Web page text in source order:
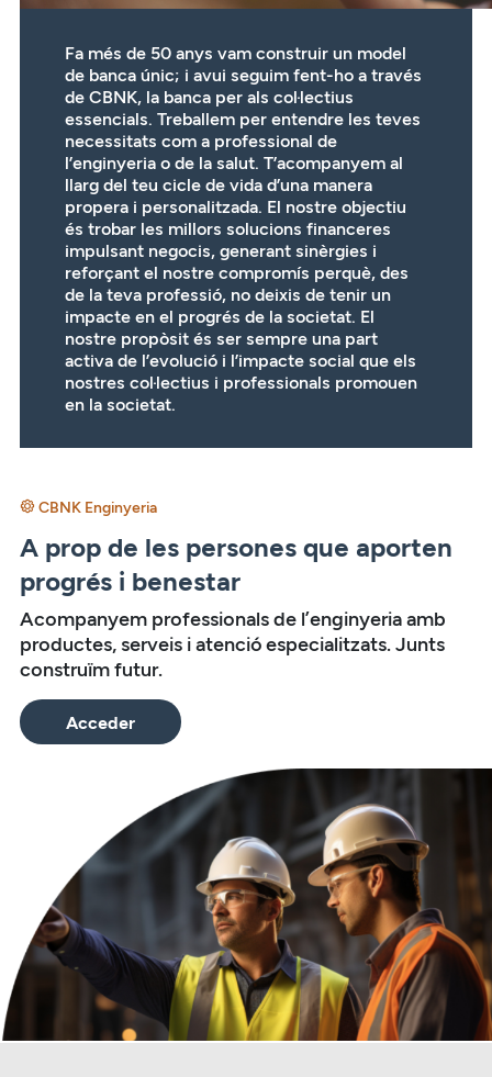
Fa més de 50 anys vam construir un model
de banca únic; i avui seguim fent-ho a través
de CBNK, la banca per als col·lectius
essencials. Treballem per entendre les teves
necessitats com a professional de
l’enginyeria o de la salut. T’acompanyem al
llarg del teu cicle de vida d’una manera
propera i personalitzada. El nostre objectiu
és trobar les millors solucions financeres
impulsant negocis, generant sinèrgies i
reforçant el nostre compromís perquè, des
de la teva professió, no deixis de tenir un
impacte en el progrés de la societat. El
nostre propòsit és ser sempre una part
activa de l’evolució i l’impacte social que els
nostres col·lectius i professionals promouen
en la societat.
CBNK Enginyeria
A prop de les persones que aporten
progrés i benestar
Acompanyem professionals de l’enginyeria amb
productes, serveis i atenció especialitzats. Junts
construïm futur.
Acceder